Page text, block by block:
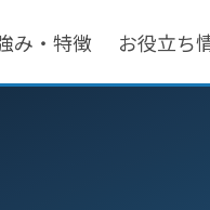
み・特徴 お役立ち